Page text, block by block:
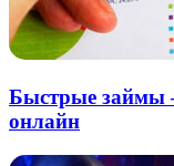
Быстрые займы
онлайн